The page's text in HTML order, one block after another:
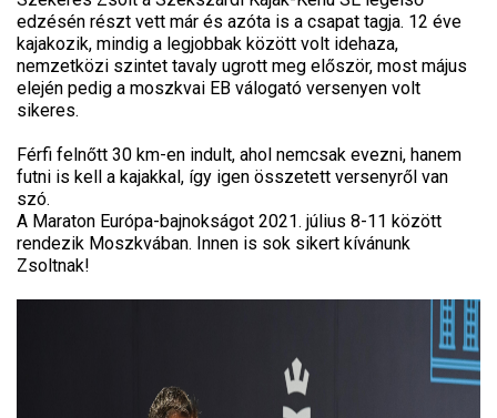
edzésén részt vett már és azóta is a csapat tagja. 12 éve
kajakozik, mindig a legjobbak között volt idehaza,
nemzetközi szintet tavaly ugrott meg először, most május
elején pedig a moszkvai EB válogató versenyen volt
sikeres.
Férfi felnőtt 30 km-en indult, ahol nemcsak evezni, hanem
futni is kell a kajakkal, így igen összetett versenyről van
szó.
A Maraton Európa-bajnokságot 2021. július 8-11 között
rendezik Moszkvában. Innen is sok sikert kívánunk
Zsoltnak!